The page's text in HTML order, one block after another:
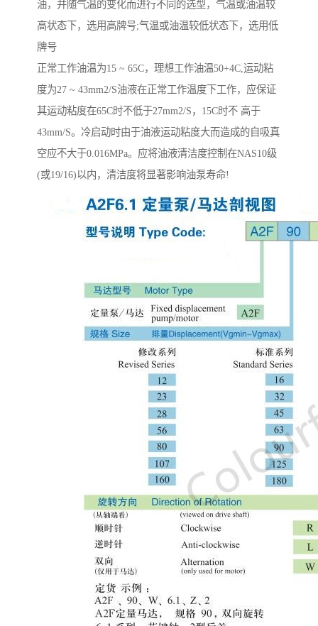
油，并随气温的变化而进行不同的选型，气温或油温较
高状态下，选用高牌号;气温或油温较低状态下，选用低
牌号
正常工作油温为15 ~ 65C，理想工作油温50+4C,运动粘
度为27 ~ 43mm2/S油液在正常工作温度下工作，应保证
其运动粘度在65C时不低于27mm2/S，15C时不 高于
43mm/S。冷启动时由于油液运动粘度大而造成的自吸真
空应不大于0.016MPa。应将油液清洁度控制在NAS10级
(或19/16)以内，清洁度将显著影响油泵寿命!